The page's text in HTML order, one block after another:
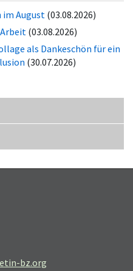
August (03.08.2026)
(03.08.2026)
als Dankeschön für ein
(30.07.2026)
bz.org